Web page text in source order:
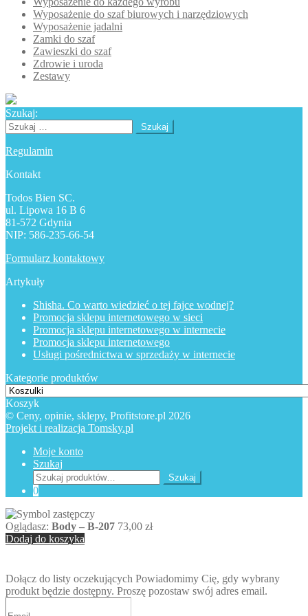
Wyposażenie do szaf biurowych i narzędziowych
Wyposażenie jadalni
Zamki do szaf
Zawieszki do szaf
Zdrowie i uroda
Zestawy
Szukaj:
Szukaj:
Regulamin
Kontakt
Todos Bien SC.
ul. Lipowa 16 B 6
81-572 Gdynia
NIP: 586-235-66-54
Formularz kontaktowy
Artykuły
Shisha. Co warto wiedzieć o tej fajce wodnej?
Promocja sklepu internetowego w sieci
Promocja sklepu internetowego w internecie
Promocja sklepu internetowego
Usługi pośrednictwa w sprzedaży w internecie
Kategorie produktów
Koszyk
© Ceny, opinie, sklepy, Profitstore.pl 2026
Projekt i realizacja Tomsky.pl
Moje konto
Szukaj
Szukaj:
Szukaj
0
Oglądasz: Body – B-207 73,00 zł
Dodaj do koszyka
Dołącz do listy oczekujących Powiadomimy Cię, gdy wybrany
produkt będzie dostępny. Proszę pozostaw swój adres email.